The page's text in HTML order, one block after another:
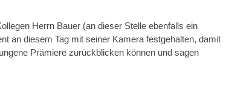
Herrn Bauer (an dieser Stelle ebenfalls ein
an diesem Tag mit seiner Kamera festgehalten, damit
Prämiere zurückblicken können und sagen